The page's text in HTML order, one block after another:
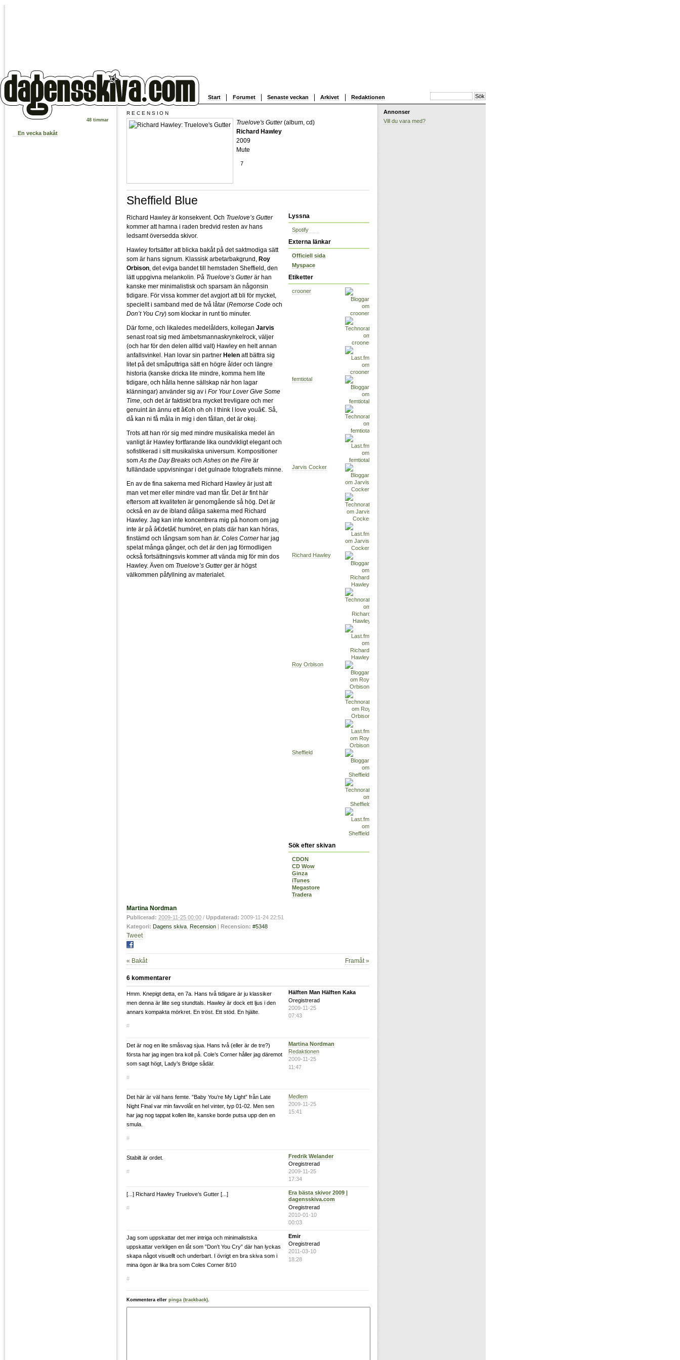
Start Forumet Senaste veckan Arkivet Redaktionen
48 timmar
En vecka bakåt
RECENSION
Truelove's Gutter(album, cd)
Richard Hawley
2009
Mute
7
Sheffield Blue
Lyssna
Spotify
Externa länkar
Officiell sida
Myspace
Etiketter
crooner
femtiotal
Jarvis Cocker
Richard Hawley
Roy Orbison
Sheffield
Sök efter skivan
CDON
CD Wow
Ginza
iTunes
Megastore
Tradera
Richard Hawley är konsekvent. Och Truelove’s Gutter
kommer att hamna i raden bredvid resten av hans
ledsamt översedda skivor.
Hawley fortsätter att blicka bakåt på det saktmodiga sätt
som är hans signum. Klassisk arbetarbakgrund, Roy
Orbison, det eviga bandet till hemstaden Sheffield, den
lätt uppgivna melankolin. På Truelove’s Gutterär han
kanske mer minimalistisk och sparsam än någonsin
tidigare. För vissa kommer det avgjort att bli för mycket,
speciellt i samband med de två låtar (Remorse Code och
Don’t You Cry) som klockar in runt tio minuter.
Där forne, och likaledes medelålders, kollegan Jarvis
senast roat sig med ämbetsmannaskrynkelrock, väljer
(och har för den delen alltid valt) Hawley en helt annan
anfallsvinkel. Han lovar sin partner Helen att bättra sig
litet på det småputtriga sätt en högre ålder och längre
historia (kanske dricka lite mindre, komma hem lite
tidigare, och hålla henne sällskap när hon lagar
klänningar) använder sig av i For Your Lover Give Some
Time, och det är faktiskt bra mycket trevligare och mer
genuint än ännu ett â€oh oh oh I think I love youâ€. Så,
då kan ni få måla in mig i den fållan, det är okej.
Trots att han rör sig med mindre musikaliska medel än
vanligt är Hawley fortfarande lika oundvikligt elegant och
sofistikerad i sitt musikaliska universum. Kompositioner
som As the Day Breaks och Ashes on the Fire är
fulländade uppvisningar i det gulnade fotografiets minne.
En av de fina sakerna med Richard Hawley är just att
man vet mer eller mindre vad man får. Det är fint här
eftersom att kvaliteten är genomgående så hög. Det är
också en av de ibland dåliga sakerna med Richard
Hawley. Jag kan inte koncentrera mig på honom om jag
inte är på â€detâ€ humöret, en plats där han kan höras,
finstämd och långsam som han är. Coles Cornerhar jag
spelat många gånger, och det är den jag förmodligen
också fortsättningsvis kommer att vända mig för min dos
Hawley. Även om Truelove’s Gutterger är högst
välkommen påfyllning av materialet.
Martina Nordman
Publicerad: 2009-11-25 00:00 / Uppdaterad: 2009-11-24 22:51
Kategori: Dagens skiva Recension Recension: #5348
Tweet
« Bakåt Framåt »
6 kommentarer
Hmm. Knepigt detta, en 7a. Hans två tidigare är ju klassiker
men denna är liite seg stundtals. Hawley är dock ett ljus i den
annars kompakta mörkret. En tröst. Ett stöd. En hjälte.
#
Hälften Man Hälften Kaka
Oregistrerad
2009-11-25
07:43
Det är nog en lite småsvag sjua. Hans två (eller är de tre?)
första har jag ingen bra koll på. Cole’s Corner håller jag däremot
som sagt högt, Lady’s Bridge sådär.
#
Martina Nordman
Redaktionen
2009-11-25
11:47
Det här är väl hans femte. ”Baby You’re My Light” från Late
Night Final var min favvolåt en hel vinter, typ 01-02. Men sen
har jag nog tappat kollen lite, kanske borde putsa upp den en
smula.
#
Medlem
2009-11-25
15:41
Stabilt är ordet.
#
Fredrik Welander
Oregistrerad
2009-11-25
17:34
[...] Richard Hawley Truelove’s Gutter [...]
#
Era bästa skivor 2009 |
dagensskiva.com
Oregistrerad
2010-01-10
00:03
Jag som uppskattar det mer intriga och minimalistska
uppskattar verkligen en låt som ”Don’t You Cry” där han lyckas
skapa något visuellt och underbart. I övrigt en bra skiva som i
mina ögon är lika bra som Coles Corner 8/10
#
Emir
Oregistrerad
2011-03-10
18:28
Kommentera eller pinga (trackback).
Annonser
Vill du vara med?